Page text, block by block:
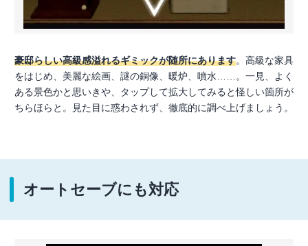
豪邸らしい高級感溢れるギミックが随所にあります。高級な家具
をはじめ、美麗な絵画、謎の銅像、暖炉、噴水……。一見、よく
ある景色かと思いきや、タップして拡大してみると怪しい箇所が
ちらほらと。見た目に惑わされず、徹底的に調べ上げましょう。
オートセーブにも対応